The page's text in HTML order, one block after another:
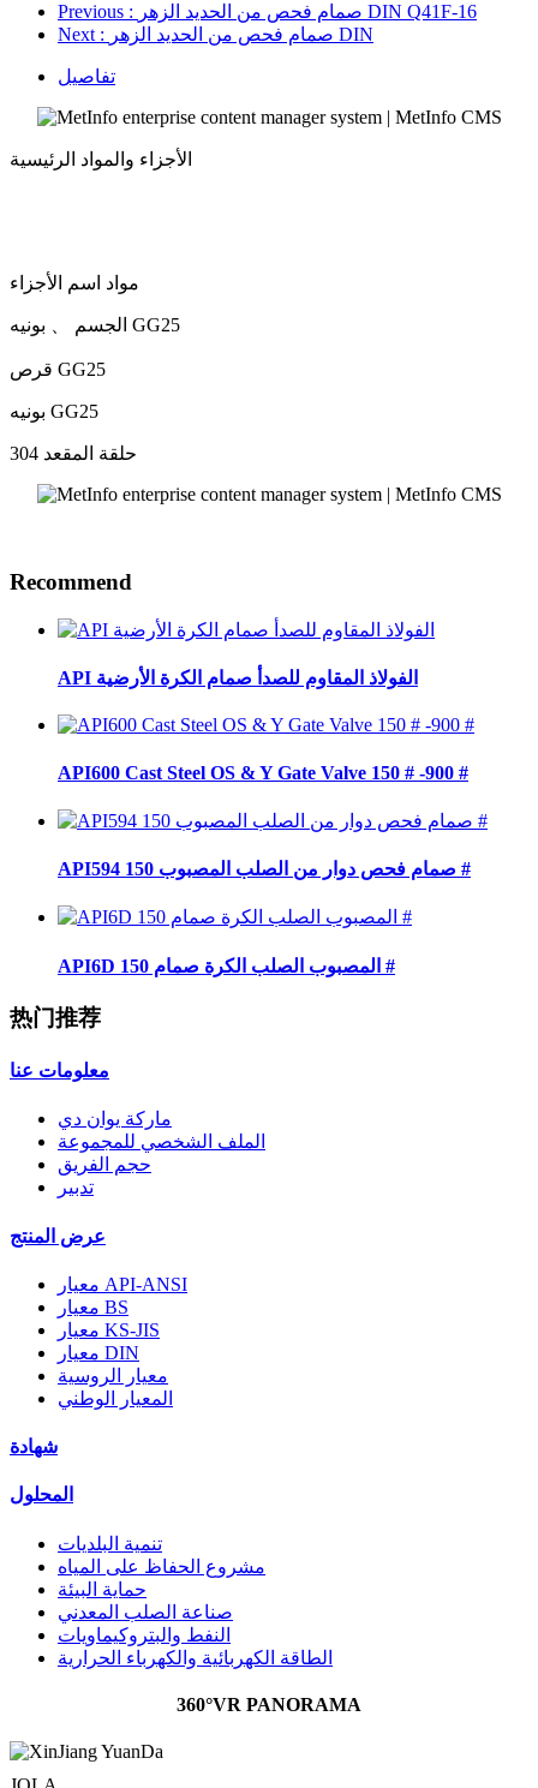
Previous
: صمام فحص من الحديد الزهر DIN Q41F-16
Next
: صمام فحص من الحديد الزهر DIN
تفاصيل
الأجزاء والمواد الرئيسية
مواد اسم الأجزاء
الجسم 、 بونيه GG25
قرص GG25
بونيه GG25
حلقة المقعد 304
Recommend
API الفولاذ المقاوم للصدأ صمام الكرة الأرضية
API600 Cast Steel OS & Y Gate Valve 150 # -900 #
API594 صمام فحص دوار من الصلب المصبوب 150 #
API6D المصبوب الصلب الكرة صمام 150 #
热门推荐
معلومات عنا
ماركة يوان دي
الملف الشخصي للمجموعة
حجم الفريق
تدبير
عرض المنتج
معيار API-ANSI
معيار BS
معيار KS-JIS
معيار DIN
معيار الروسية
المعيار الوطني
شهادة
المحلول
تنمية البلديات
مشروع الحفاظ على المياه
حماية البيئة
صناعة الصلب المعدني
النفط والبتروكيماويات
الطاقة الكهربائية والكهرباء الحرارية
360°VR PANORAMA